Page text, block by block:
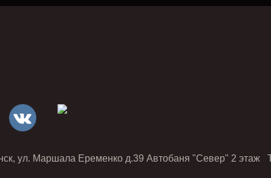
ул. Маршала Еременко д.39 Автобаня "Север" 2 этаж